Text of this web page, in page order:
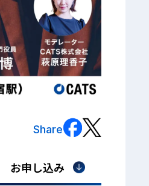
Share
お申し込み